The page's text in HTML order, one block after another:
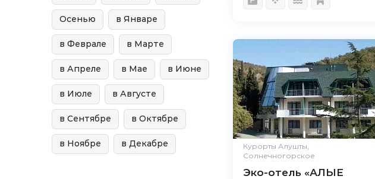
Осенью в Январе
в Феврале в Марте
в Апреле в Мае в Июне
в Июле в Августе
в Сентябре в Октябре
в Ноябре в Декабре
Курорты Алушты,
Солнечногорское
Эко-отель «АЛЫЕ